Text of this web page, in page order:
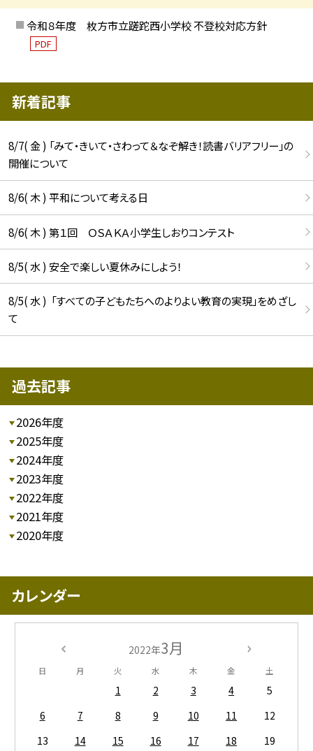
令和８年度 枚方市立蹉跎西小学校 不登校対応方針
PDF
新着記事
8/7( 金 ) 「みて・きいて・さわって＆なぞ解き！読書バリアフリー」の
開催について
8/6( 木 ) 平和について考える日
8/6( 木 ) 第１回 ＯＳＡＫＡ小学生しおりコンテスト
8/5( 水 ) 安全で楽しい夏休みにしよう！
8/5( 水 ) 「すべての子どもたちへのよりよい教育の実現」をめざし
て
過去記事
2026年度
2025年度
2024年度
2023年度
2022年度
2021年度
2020年度
カレンダー
2022年3月
日 月 火 水 木 金 土
1 2 3 4
5
6
7 8 9 10 11
12
13
14 15 16 17 18
19